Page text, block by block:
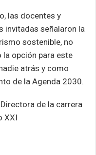
las docentes y
invitadas señalaron la
sostenible, no
opción para este
atrás y como
de la Agenda 2030.
de la carrera
XXI